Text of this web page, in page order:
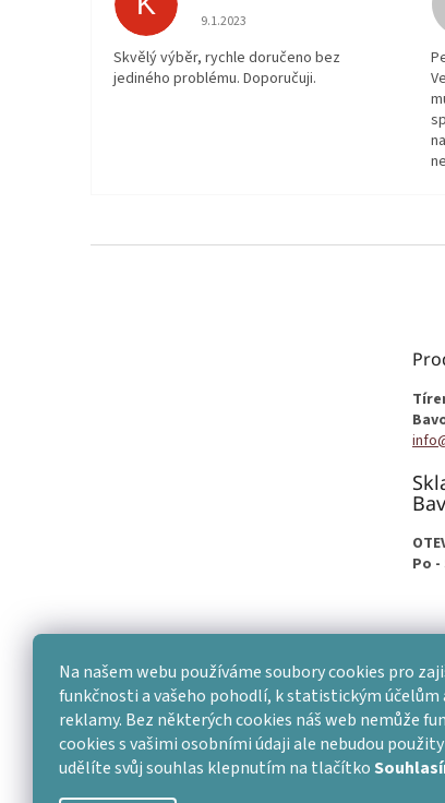
Na našem webu používáme soubory cookies pro
funkčnosti a vašeho pohodlí, k statistickým účelům
reklamy. Bez některých cookies náš web nemůže
cookies s vašimi osobními údaji ale nebudou
udělíte svůj souhlas klepnutím na tlačítko
Hodnocení obchodu je 5 z 5
9.1.2023
Skvělý výběr, rychle doručeno bez
jediného problému. Doporučuji.
Po -